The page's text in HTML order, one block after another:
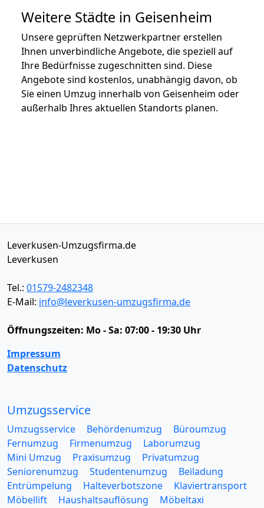
Weitere Städte in Geisenheim
Unsere geprüften Netzwerkpartner erstellen
Ihnen unverbindliche Angebote, die speziell auf
Ihre Bedürfnisse zugeschnitten sind. Diese
Angebote sind kostenlos, unabhängig davon, ob
Sie einen Umzug innerhalb von Geisenheim oder
außerhalb Ihres aktuellen Standorts planen.
Leverkusen-Umzugsfirma.de
Leverkusen
Tel.: 01579-2482348
E-Mail: info@leverkusen-umzugsfirma.de
Öffnungszeiten: Mo - Sa: 07:00 - 19:30 Uhr
Impressum
Datenschutz
Umzugsservice
Umzugsservice Behördenumzug
Büroumzug
Fernumzug
Firmenumzug
Laborumzug
Mini Umzug
Praxisumzug
Privatumzug
Seniorenumzug
Studentenumzug
Beiladung
Entrümpelung
Halteverbotszone
Klaviertransport
Möbellift
Haushaltsauflösung
Möbeltaxi